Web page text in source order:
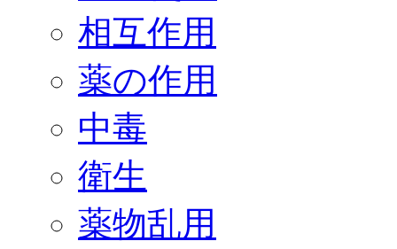
相互作用
薬の作用
中毒
衛生
薬物乱用